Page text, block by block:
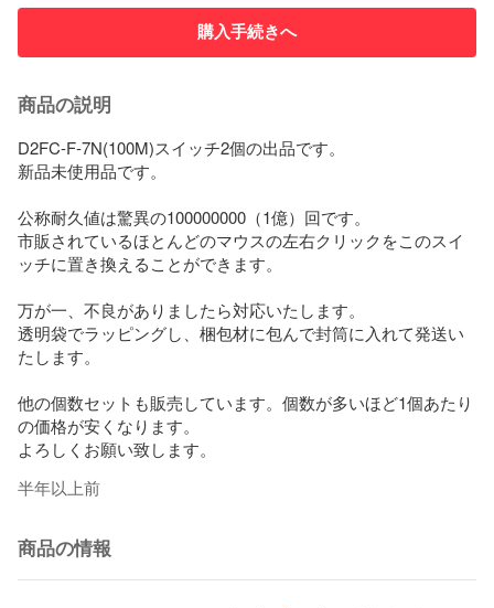
購入手続きへ
商品の説明
D2FC-F-7N(100M)スイッチ2個の出品です。
新品未使用品です。
公称耐久値は驚異の100000000（1億）回です。
市販されているほとんどのマウスの左右クリックをこのスイ
ッチに置き換えることができます。
万が一、不良がありましたら対応いたします。
透明袋でラッピングし、梱包材に包んで封筒に入れて発送い
たします。
他の個数セットも販売しています。個数が多いほど1個あたり
の価格が安くなります。
よろしくお願い致します。
半年以上前
商品の情報